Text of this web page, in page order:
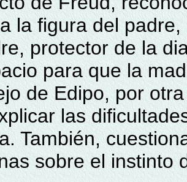
la figura del
protector de la
para que la
de Edipo, por
las
También,
sobre el instinto